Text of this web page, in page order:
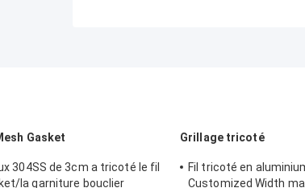
Gasket
304SS de 3cm a tricoté le fil
la garniture bouclier
Grillage tricoté
Fil tricoté en
Customized Width